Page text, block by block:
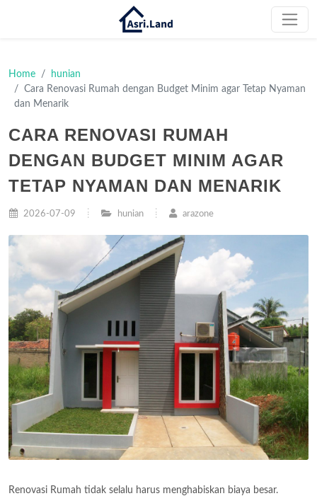
Home
hunian
Cara Renovasi Rumah dengan Budget Minim agar Tetap Nyaman
dan Menarik
CARA RENOVASI RUMAH
DENGAN BUDGET MINIM AGAR
TETAP NYAMAN DAN MENARIK
2026-07-09 hunian arazone
Renovasi Rumah tidak selalu harus menghabiskan biaya besar.